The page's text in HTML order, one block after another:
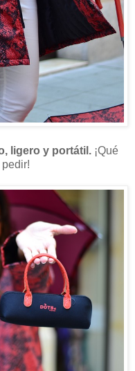
ligero y portátil. ¡Qué